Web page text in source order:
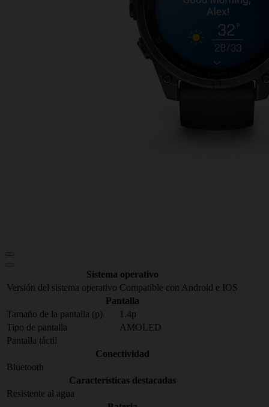
Sistema operativo
Versión del sistema operativo Compatible con Android e IOS
Pantalla
Tamaño de la pantalla (p)
1.4p
Tipo de pantalla
AMOLED
Pantalla táctil
Conectividad
Bluetooth
Características destacadas
Resistente al agua